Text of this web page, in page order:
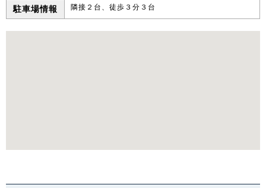
駐車場情報 隣接２台、徒歩３分３台